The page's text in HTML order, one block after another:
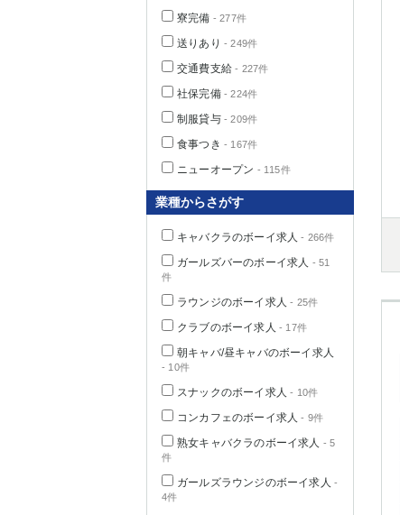
寮完備 - 277件
送りあり - 249件
交通費支給 - 227件
社保完備- 224件
制服貸与- 209件
食事つき - 167件
ニューオープン - 115件
業種からさがす
キャバクラのボーイ求人 - 266件
ガールズバーのボーイ求人 - 51
件
ラウンジのボーイ求人 - 25件
クラブのボーイ求人 - 17件
朝キャバ/昼キャバのボーイ求人
- 10件
スナックのボーイ求人 - 10件
コンカフェのボーイ求人 - 9件
熟女キャバクラのボーイ求人 - 5
件
ガールズラウンジのボーイ求人 -
4件
茨城県